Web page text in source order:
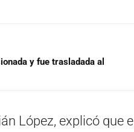
y fue trasladada al
López, explicó que el